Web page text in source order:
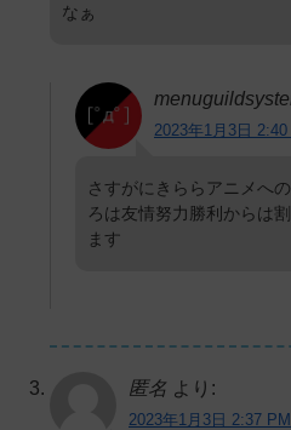
なぁ
2023年1月3日 2:40
さすがにきららアニメへ
ろは友情努力勝利からは
ます
匿名 より:
2023年1月3日 2:37 PM